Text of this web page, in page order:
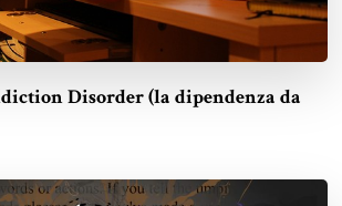
Disorder (la dipendenza da